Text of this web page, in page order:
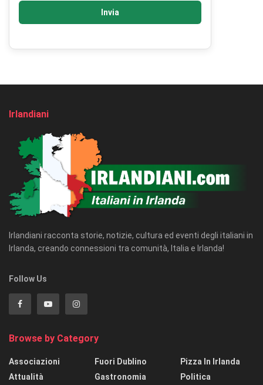
Invia
Irlandiani
Irlandiani racconta storie, notizie, cultura ed eventi degli italiani in
Irlanda, creando connessioni tra comunità, Italia e Irlanda!
Follow Us
Browse by Category
Associazioni
Attualità
Fuori Dublino
Gastronomia
Pizza In Irlanda
Politica